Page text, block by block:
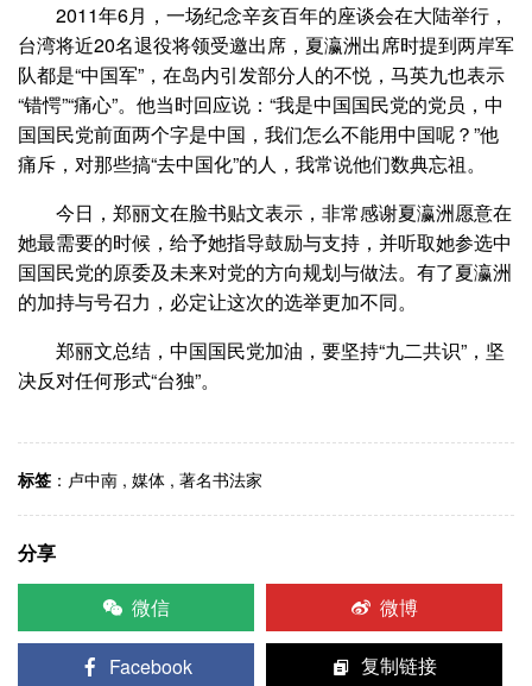
2011年6月，一场纪念辛亥百年的座谈会在大陆举行，
台湾将近20名退役将领受邀出席，夏瀛洲出席时提到两岸军
队都是“中国军”，在岛内引发部分人的不悦，马英九也表示
“错愕”“痛心”。他当时回应说：“我是中国国民党的党员，中
国国民党前面两个字是中国，我们怎么不能用中国呢？”他
痛斥，对那些搞“去中国化”的人，我常说他们数典忘祖。
今日，郑丽文在脸书贴文表示，非常感谢夏瀛洲愿意在
她最需要的时候，给予她指导鼓励与支持，并听取她参选中
国国民党的原委及未来对党的方向规划与做法。有了夏瀛洲
的加持与号召力，必定让这次的选举更加不同。
郑丽文总结，中国国民党加油，要坚持“九二共识”，坚
决反对任何形式“台独”。
标签 ： 卢中南 , 媒体 , 著名书法家
分享
微信
微博
Facebook 复制链接